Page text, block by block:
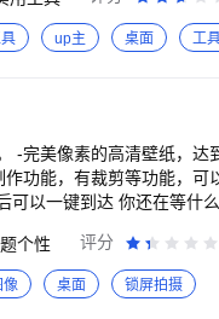
灵动岛功能，带来所未有
康好习惯 心情打卡-在桌
错过的重要纪念日。 电
万能小组件·TopWidgets 如果你喜欢万能小组件，请留
迎反馈～
up主 桌面 工
换
的照片，快点收藏吧
个性 评分
像 桌面 锁屏拍摄